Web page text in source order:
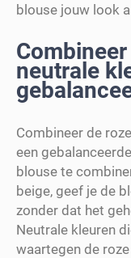
blouse jouw look
neutrale
Combineer de
een
blouse te
beige, geef je de
zonder dat het
Neutrale kleuren
waartegen de